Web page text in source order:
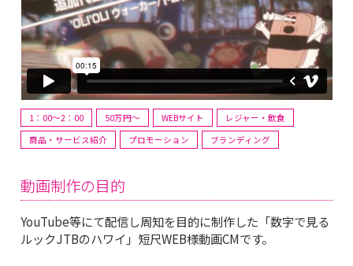
1：00～2：00 50万円〜 WEBサイト
レジャー・飲食
商品・サービス紹介
プロモーション ブランディング
動画制作の目的
YouTube等にて配信し周知を目的に制作した「数字で見る
ルックJTBのハワイ」短尺WEB様動画CMです。